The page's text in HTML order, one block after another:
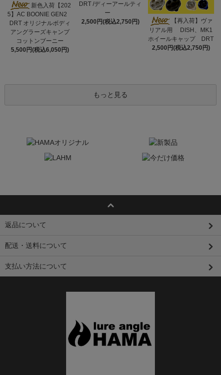
新色入荷【202
5】AC BOONIE GEN2
DRT オリジナルボディ
アングラーズキャンプ
コットンブーニー
5,500円(税込6,050円)
DRT /ディーアールティ
ー
2,500円(税込2,750円)
【再入荷】ヴァ
リアル用 DISH、MK1
ホイールキャップ DRT
2,500円(税込2,750円)
もっと見る
返品について
配送・送料について
支払い方法について